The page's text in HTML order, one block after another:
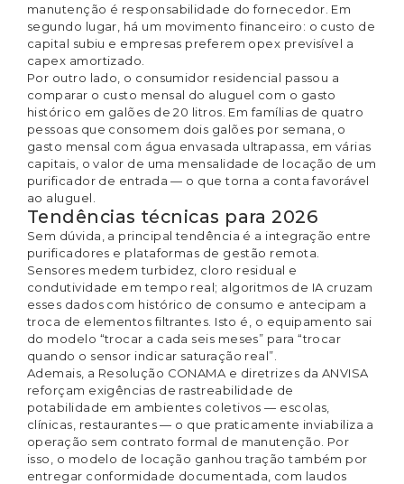
manutenção é responsabilidade do fornecedor. Em
segundo lugar, há um movimento financeiro: o custo de
capital subiu e empresas preferem opex previsível a
capex amortizado.
Por outro lado, o consumidor residencial passou a
comparar o custo mensal do aluguel com o gasto
histórico em galões de 20 litros. Em famílias de quatro
pessoas que consomem dois galões por semana, o
gasto mensal com água envasada ultrapassa, em várias
capitais, o valor de uma mensalidade de locação de um
purificador de entrada — o que torna a conta favorável
ao aluguel.
Tendências técnicas para 2026
Sem dúvida, a principal tendência é a integração entre
purificadores e plataformas de gestão remota.
Sensores medem turbidez, cloro residual e
condutividade em tempo real; algoritmos de IA cruzam
esses dados com histórico de consumo e antecipam a
troca de elementos filtrantes. Isto é, o equipamento sai
do modelo “trocar a cada seis meses” para “trocar
quando o sensor indicar saturação real”.
Ademais, a Resolução CONAMA e diretrizes da ANVISA
reforçam exigências de rastreabilidade de
potabilidade em ambientes coletivos — escolas,
clínicas, restaurantes — o que praticamente inviabiliza a
operação sem contrato formal de manutenção. Por
isso, o modelo de locação ganhou tração também por
entregar conformidade documentada, com laudos